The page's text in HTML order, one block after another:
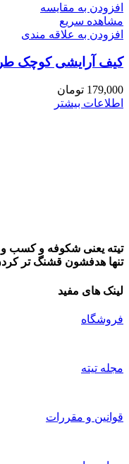
افزودن به مقایسه
مشاهده سریع
افزودن به علاقه مندی
کیف آرایشی کوچک
179,000 تومان
اطلاعات بیشتر
تیته یعنی شکوفه و کسب و
تنها هدفشون قشنگ تر
لینک های مفید
فروشگاه
مجله تیته
قوانین و مقررات